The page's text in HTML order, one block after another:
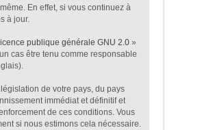
En effet, si vous continuez à
à jour.
licence publique générale GNU 2.0 »
cas être tenu comme responsable
de votre pays, du pays
immédiat et définitif et
de ces conditions. Vous
si nous estimons cela nécessaire.